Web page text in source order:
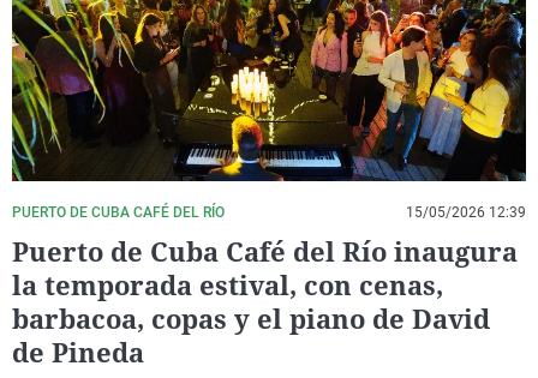
La rosa de los vientos
Gente viajera
Como el perro y el
Caso
Retornados
Equipo de
Operación Viuda
Extremadura
Galicia
La Rioja
Navarra
País Vasco
Virales
Televisión
Elecciones
PUERTO DE CUBA CAFÉ DEL RÍO 15/05/2026 12:39
Puerto de Cuba Café del Río inaugura
la temporada estival, con cenas,
barbacoa, copas y el piano de David
de Pineda